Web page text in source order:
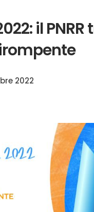
il
2022